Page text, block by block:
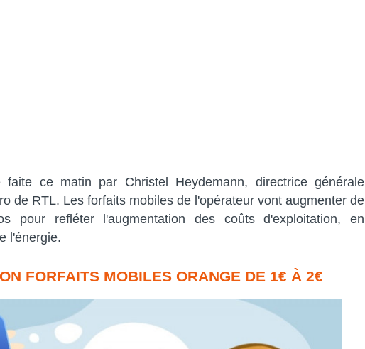
faite ce matin par Christel Heydemann, directrice générale
de RTL. Les forfaits mobiles de l'opérateur vont augmenter de
pour refléter l'augmentation des coûts d'exploitation, en
l'énergie.
FORFAITS MOBILES ORANGE DE 1€ À 2€